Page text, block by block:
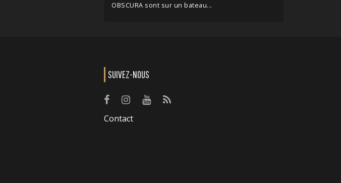
OBSCURA sont sur un bateau...
SUIVEZ-NOUS
Contact